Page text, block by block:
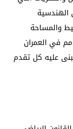
الهندسية
والمساحة
في العمران
عليه كل تقدم